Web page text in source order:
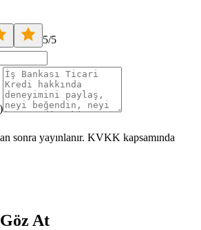
5/5
sonra yayınlanır. KVKK kapsamında
At